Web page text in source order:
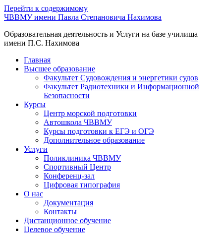
Перейти к содержимому
ЧВВМУ имени Павла Степановича Нахимова
Образовательная деятельность и Услуги на базе училища
имени П.С. Нахимова
Главная
Высшее образование
Факультет Судовождения и энергетики судов
Факультет Радиотехники и Информационной
Безопасности
Курсы
Центр морской подготовки
Автошкола ЧВВМУ
Курсы подготовки к ЕГЭ и ОГЭ
Дополнительное образование
Услуги
Поликлиника ЧВВМУ
Спортивный Центр
Конференц-зал
Цифровая типография
О нас
Документация
Контакты
Дистанционное обучение
Целевое обучение